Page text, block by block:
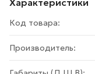
Характеристики
Код товара:
Производитель: